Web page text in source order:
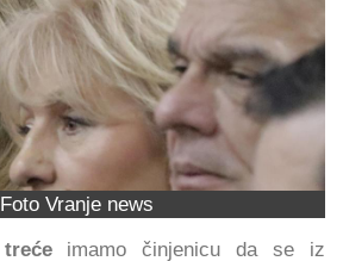
Foto Vranje news
trećeimamo činjenicu da se iz